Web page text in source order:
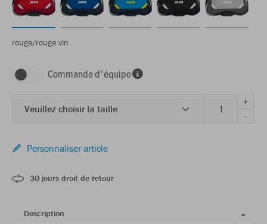
rouge/rouge vin
Commande d'équipe
Veuillez choisir la taille
+
-
Personnaliser article
30 jours droit de retour
Description